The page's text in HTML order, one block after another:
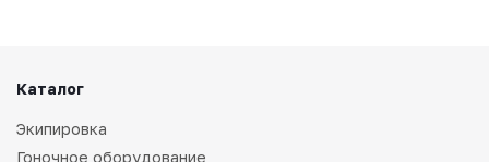
Каталог
Экипировка
Гоночное оборудование